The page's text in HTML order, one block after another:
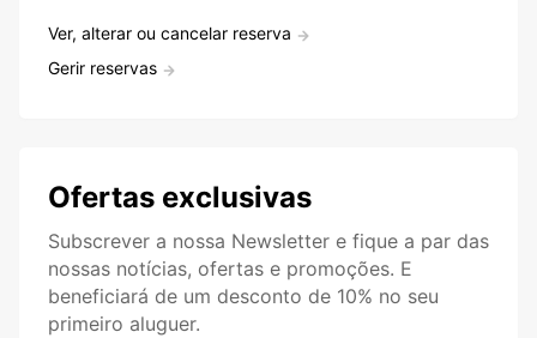
Ver, alterar ou cancelar reserva
Gerir reservas
Ofertas exclusivas
Subscrever a nossa Newsletter e fique a par das
nossas notícias, ofertas e promoções. E
beneficiará de um desconto de 10% no seu
primeiro aluguer.